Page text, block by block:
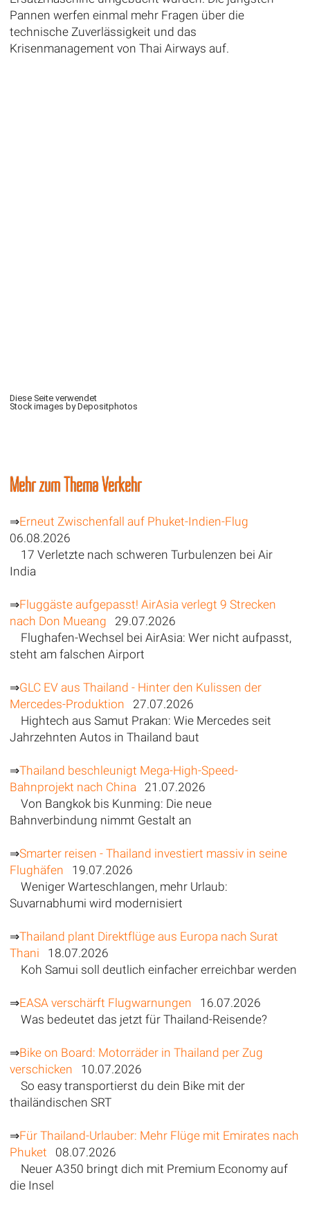
Pannen werfen einmal mehr Fragen über die
technische Zuverlässigkeit und das
Krisenmanagement von Thai Airways auf.
Diese Seite verwendet
Stock images by Depositphotos
Mehr zum Thema Verkehr
⇒Erneut Zwischenfall auf Phuket-Indien-Flug
06.08.2026
17 Verletzte nach schweren Turbulenzen bei Air
India
⇒Fluggäste aufgepasst! AirAsia verlegt 9 Strecken
nach Don Mueang 29.07.2026
Flughafen-Wechsel bei AirAsia: Wer nicht aufpasst,
steht am falschen Airport
⇒GLC EV aus Thailand - Hinter den Kulissen der
Mercedes-Produktion 27.07.2026
Hightech aus Samut Prakan: Wie Mercedes seit
Jahrzehnten Autos in Thailand baut
⇒Thailand beschleunigt Mega-High-Speed-
Bahnprojekt nach China 21.07.2026
Von Bangkok bis Kunming: Die neue
Bahnverbindung nimmt Gestalt an
⇒Smarter reisen - Thailand investiert massiv in seine
Flughäfen 19.07.2026
Weniger Warteschlangen, mehr Urlaub:
Suvarnabhumi wird modernisiert
⇒Thailand plant Direktflüge aus Europa nach Surat
Thani 18.07.2026
Koh Samui soll deutlich einfacher erreichbar werden
⇒EASA verschärft Flugwarnungen 16.07.2026
Was bedeutet das jetzt für Thailand-Reisende?
⇒Bike on Board: Motorräder in Thailand per Zug
verschicken 10.07.2026
So easy transportierst du dein Bike mit der
thailändischen SRT
⇒Für Thailand-Urlauber: Mehr Flüge mit Emirates nach
Phuket 08.07.2026
Neuer A350 bringt dich mit Premium Economy auf
die Insel